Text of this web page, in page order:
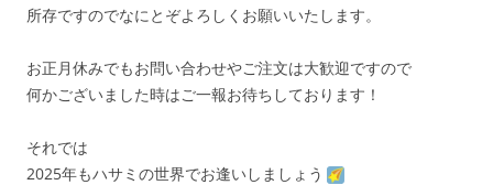
所存ですのでなにとぞよろしくお願いいたします。
お正月休みでもお問い合わせやご注文は大歓迎ですので
何かございました時はご一報お待ちしております！
それでは
2025年もハサミの世界でお逢いしましょう